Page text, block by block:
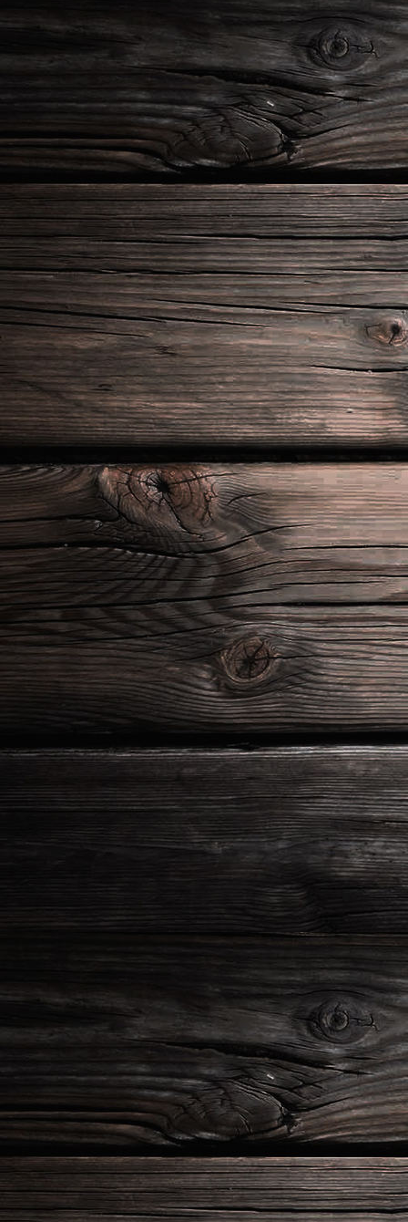
1b4d4e62-07f5-4a09-8653-192f06d5004a
204b8da8-1c79-4d52-b239-c38f8836e3a1